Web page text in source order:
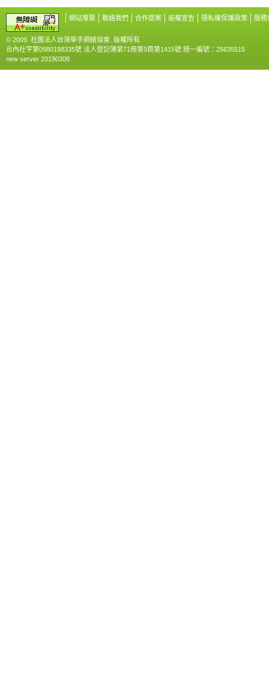
網站導覽 聯絡我們 合作提案 版權宣告 隱私權保護政策 服務
© 2009. 社團法人台灣舉手網絡協會. 版權所有.
台內社字第0980198335號 法人登記簿第71冊第9頁第1415號 統一編號：25635515
new server 20190308